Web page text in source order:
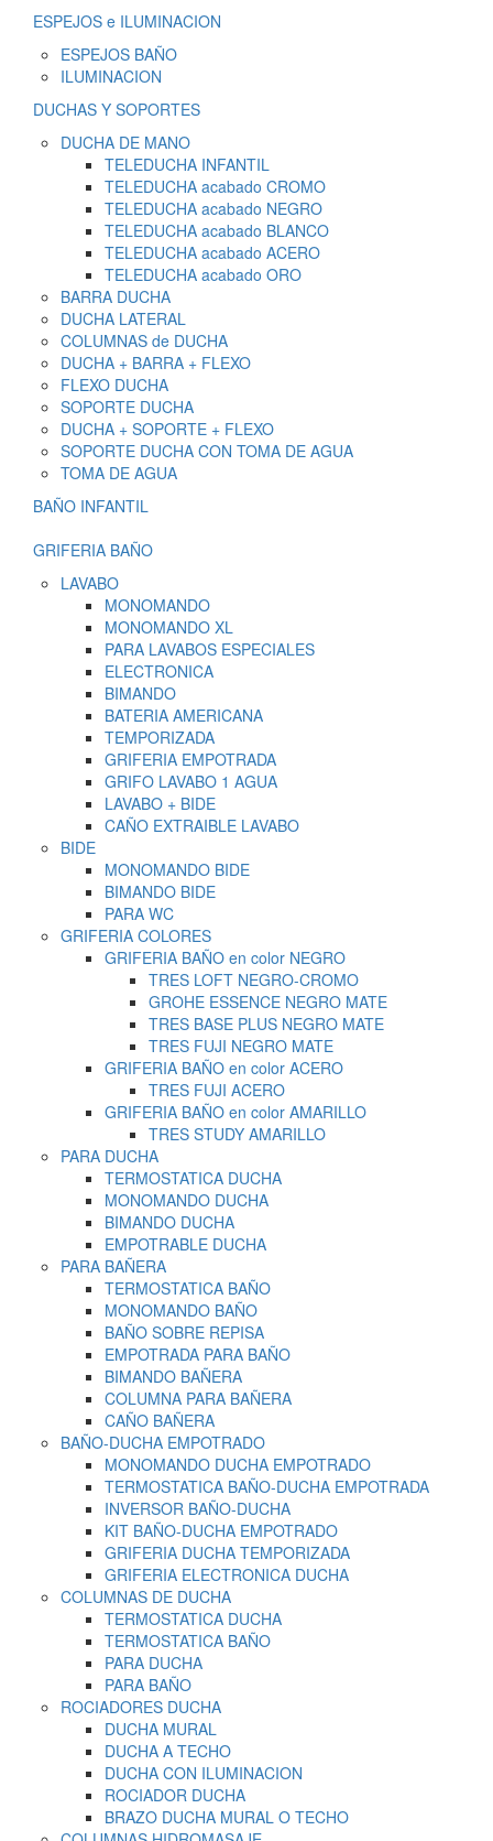
ESPEJOS e ILUMINACION
ESPEJOS BAÑO
ILUMINACION
DUCHAS Y SOPORTES
DUCHA DE MANO
TELEDUCHA INFANTIL
TELEDUCHA acabado CROMO
TELEDUCHA acabado NEGRO
TELEDUCHA acabado BLANCO
TELEDUCHA acabado ACERO
TELEDUCHA acabado ORO
BARRA DUCHA
DUCHA LATERAL
COLUMNAS de DUCHA
DUCHA + BARRA + FLEXO
FLEXO DUCHA
SOPORTE DUCHA
DUCHA + SOPORTE + FLEXO
SOPORTE DUCHA CON TOMA DE AGUA
TOMA DE AGUA
BAÑO INFANTIL
GRIFERIA BAÑO
LAVABO
MONOMANDO
MONOMANDO XL
PARA LAVABOS ESPECIALES
ELECTRONICA
BIMANDO
BATERIA AMERICANA
TEMPORIZADA
GRIFERIA EMPOTRADA
GRIFO LAVABO 1 AGUA
LAVABO + BIDE
CAÑO EXTRAIBLE LAVABO
BIDE
MONOMANDO BIDE
BIMANDO BIDE
PARA WC
GRIFERIA COLORES
GRIFERIA BAÑO en color NEGRO
TRES LOFT NEGRO-CROMO
GROHE ESSENCE NEGRO MATE
TRES BASE PLUS NEGRO MATE
TRES FUJI NEGRO MATE
GRIFERIA BAÑO en color ACERO
TRES FUJI ACERO
GRIFERIA BAÑO en color AMARILLO
TRES STUDY AMARILLO
PARA DUCHA
TERMOSTATICA DUCHA
MONOMANDO DUCHA
BIMANDO DUCHA
EMPOTRABLE DUCHA
PARA BAÑERA
TERMOSTATICA BAÑO
MONOMANDO BAÑO
BAÑO SOBRE REPISA
EMPOTRADA PARA BAÑO
BIMANDO BAÑERA
COLUMNA PARA BAÑERA
CAÑO BAÑERA
BAÑO-DUCHA EMPOTRADO
MONOMANDO DUCHA EMPOTRADO
TERMOSTATICA BAÑO-DUCHA EMPOTRADA
INVERSOR BAÑO-DUCHA
KIT BAÑO-DUCHA EMPOTRADO
GRIFERIA DUCHA TEMPORIZADA
GRIFERIA ELECTRONICA DUCHA
COLUMNAS DE DUCHA
TERMOSTATICA DUCHA
TERMOSTATICA BAÑO
PARA DUCHA
PARA BAÑO
ROCIADORES DUCHA
DUCHA MURAL
DUCHA A TECHO
DUCHA CON ILUMINACION
ROCIADOR DUCHA
BRAZO DUCHA MURAL O TECHO